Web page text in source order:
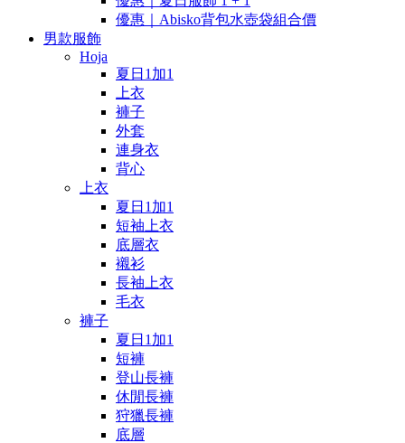
優惠｜Abisko背包水壺袋組合價
男款服飾
Hoja
夏日1加1
上衣
褲子
外套
連身衣
背心
上衣
夏日1加1
短袖上衣
底層衣
襯衫
長袖上衣
毛衣
褲子
夏日1加1
短褲
登山長褲
休閒長褲
狩獵長褲
底層